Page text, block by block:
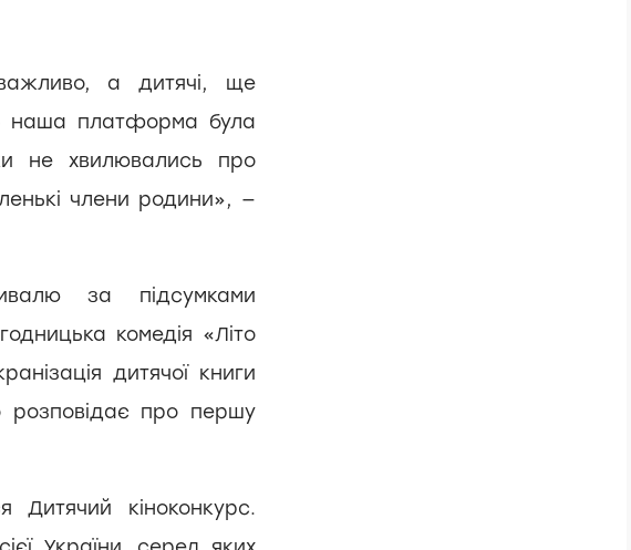
а дитячі, ще
наша платформа була
не хвилювались про
члени родини», —
за підсумками
комедія «Літо
дитячої книги
розповідає про першу
кіноконкурс.